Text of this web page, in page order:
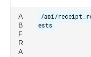
A
B
F
R
A
/api/
ests